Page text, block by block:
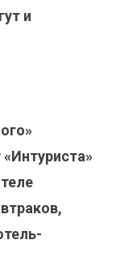
и